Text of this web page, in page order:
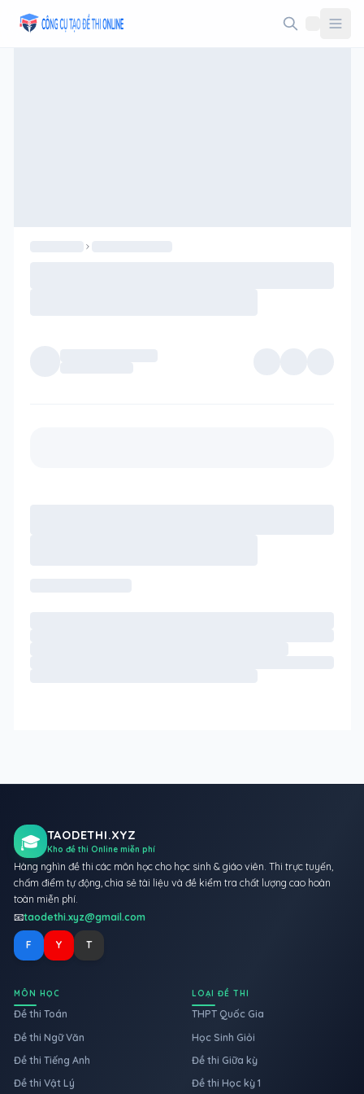
🎓 TAODETHI.XYZ
Kho đề thi Online miễn phí
Hàng nghìn đề thi các môn học cho học sinh & giáo viên. Thi trực tuyến,
chấm điểm tự động, chia sẻ tài liệu và đề kiểm tra chất lượng cao hoàn
toàn miễn phí.
📧taodethi.xyz@gmail.com
F Y T
MÔN HỌC
Đề thi Toán
Đề thi Ngữ Văn
Đề thi Tiếng Anh
Đề thi Vật Lý
LOẠI ĐỀ THI
THPT Quốc Gia
Học Sinh Giỏi
Đề thi Giữa kỳ
Đề thi Học kỳ 1